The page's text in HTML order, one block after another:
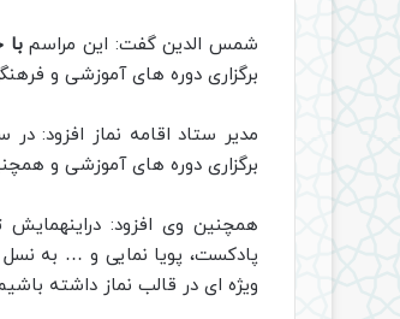
شمس الدین گفت: این مراسم
برگزاری دوره های آموزشی و
مدیر ستاد اقامه نماز افزود:
برگزاری دوره های آموزشی و
همچنین وی افزود:
پادکست، پویا نمایی و … به
ویژه ای در قالب نماز داشته